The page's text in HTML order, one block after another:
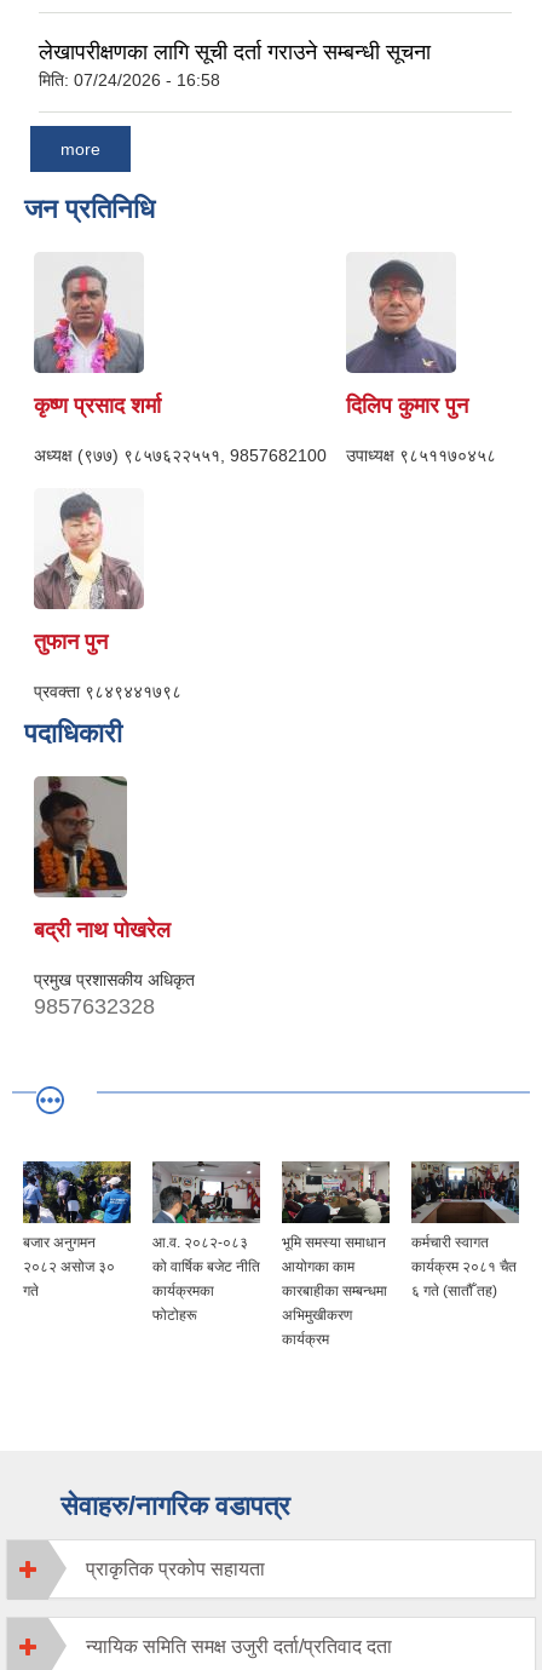
लेखापरीक्षणका लागि सूची दर्ता गराउने सम्बन्धी सूचना
मिति: 07/24/2026 - 16:58
more
जन प्रतिनिधि
कृष्ण प्रसाद शर्मा
अध्यक्ष (९७७) ९८५७६२२५५१, 9857682100
दिलिप कुमार पुन
उपाध्यक्ष ९८५११७०४५८
तुफान पुन
प्रवक्ता ९८४९४४१७९८
पदाधिकारी
बद्री नाथ पोखरेल
प्रमुख प्रशासकीय अधिकृत
9857632328
बजार अनुगमन
२०८२ असोज ३०
गते
आ.व. २०८२-०८३
को वार्षिक बजेट नीति
कार्यक्रमका
फोटोहरू
भूमि समस्या समाधान
आयोगका काम
कारबाहीका सम्बन्धमा
अभिमुखीकरण
कार्यक्रम
कर्मचारी स्वागत
कार्यक्रम २०८१ चैत
६ गते (सातौँ तह)
सेवाहरु/नागरिक वडापत्र
प्राकृतिक प्रकोप सहायता
न्यायिक समिति समक्ष उजुरी दर्ता/प्रतिवाद दता